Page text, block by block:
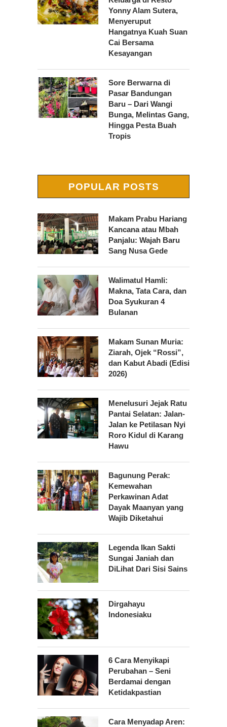
Yonny Alam Sutera,
Menyeruput
Hangatnya Kuah Suan
Cai Bersama
Kesayangan
Sore Berwarna di
Pasar Bandungan
Baru – Dari Wangi
Bunga, Melintas Gang,
Hingga Pesta Buah
Tropis
POPULAR POSTS
Makam Prabu Hariang
Kancana atau Mbah
Panjalu: Wajah Baru
Sang Nusa Gede
Walimatul Hamli:
Makna, Tata Cara, dan
Doa Syukuran 4
Bulanan
Makam Sunan Muria:
Ziarah, Ojek “Rossi”,
dan Kabut Abadi (Edisi
2026)
Menelusuri Jejak Ratu
Pantai Selatan: Jalan-
Jalan ke Petilasan Nyi
Roro Kidul di Karang
Hawu
Bagunung Perak:
Kemewahan
Perkawinan Adat
Dayak Maanyan yang
Wajib Diketahui
Legenda Ikan Sakti
Sungai Janiah dan
DiLihat Dari Sisi Sains
Dirgahayu
Indonesiaku
6 Cara Menyikapi
Perubahan – Seni
Berdamai dengan
Ketidakpastian
Cara Menyadap Aren: